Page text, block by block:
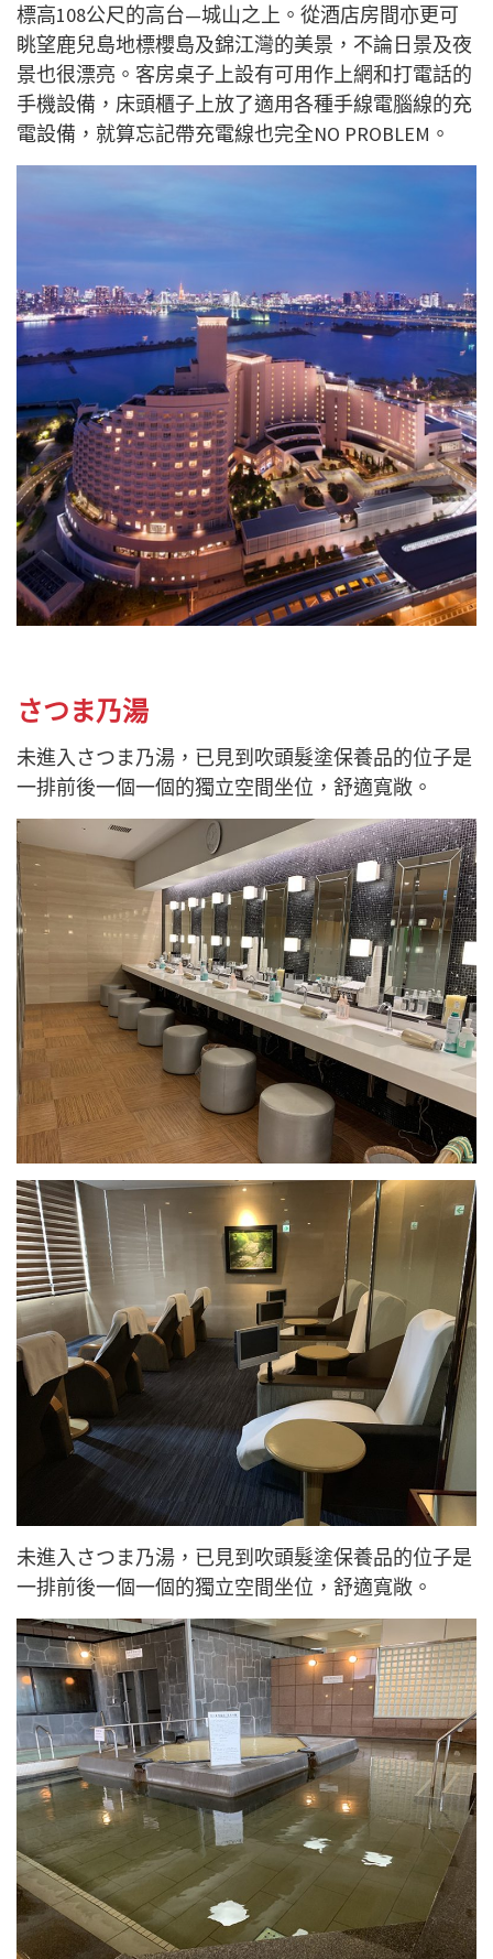
標高108公尺的高台—城山之上。從酒店房間亦更可
眺望鹿兒島地標櫻島及錦江灣的美景，不論日景及夜
景也很漂亮。客房桌子上設有可用作上網和打電話的
手機設備，床頭櫃子上放了適用各種手線電腦線的充
電設備，就算忘記帶充電線也完全NO PROBLEM。
さつま乃湯
未進入さつま乃湯，已見到吹頭髮塗保養品的位子是
一排前後一個一個的獨立空間坐位，舒適寬敞。
未進入さつま乃湯，已見到吹頭髮塗保養品的位子是
一排前後一個一個的獨立空間坐位，舒適寬敞。